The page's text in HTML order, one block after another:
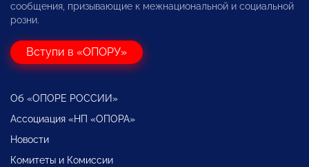
сообщения, призывающие к межнациональной и социальной
розни.
Вступи в «ОПОРУ»
Об «ОПОРЕ РОССИИ»
Ассоциация «НП «ОПОРА»
Новости
Комитеты и Комиссии